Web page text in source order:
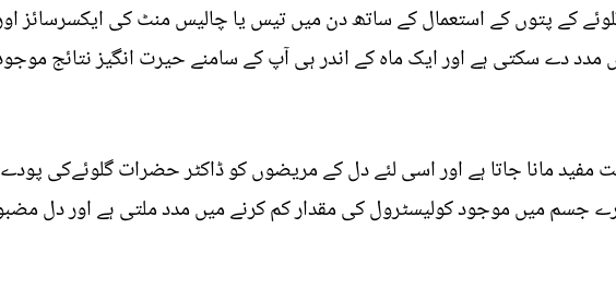
گلوئے کے پتوں کے استعمال کے ساتھ دن میں تیس یا چالیس منٹ کی ایکسرسائز
دے سکتی ہے اور ایک ماہ کے اندر ہی آپ کے سامنے حیرت انگیز نتائج
مفید مانا جاتا ہے اور اسی لئے دل کے مریضوں کو ڈاکٹر حضرات گلوئےکی
جسم میں موجود کولیسٹرول کی مقدار کم کرنے میں مدد ملتی ہے اور دل